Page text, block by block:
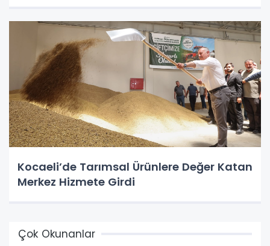
Kocaeli’de Tarımsal Ürünlere Değer Katan
Merkez Hizmete Girdi
Çok Okunanlar